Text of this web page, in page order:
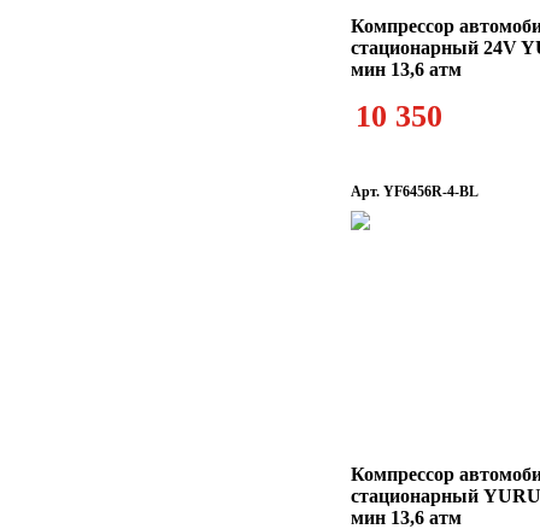
Компрессор
стационарный 24V
мин 13,6 атм
10 350
Арт. YF6456R-4-BL
Компрессор
стационарный
мин 13,6 атм